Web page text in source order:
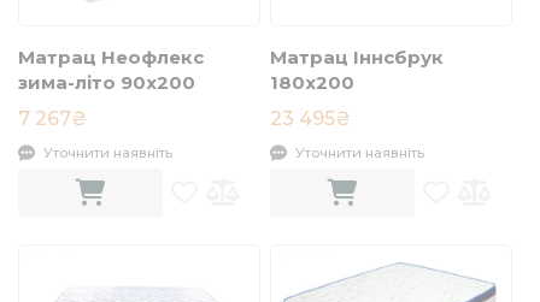
Матрац Неофлекс
зима-літо 90x200
7 267₴
Уточнити наявніть
Матрац Іннсбрук
180х200
23 495₴
Уточнити наявніть